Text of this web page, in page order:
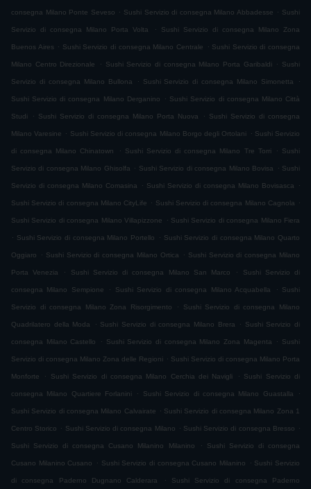
consegna Milano Ponte Seveso . Sushi Servizio di consegna Milano Abbadesse . Sushi
Servizio di consegna Milano Porta Volta . Sushi Servizio di consegna Milano Zona
Buenos Aires . Sushi Servizio di consegna Milano Centrale . Sushi Servizio di consegna
Milano Centro Direzionale . Sushi Servizio di consegna Milano Porta Garibaldi . Sushi
Servizio di consegna Milano Bullona . Sushi Servizio di consegna Milano Simonetta .
Sushi Servizio di consegna Milano Derganino . Sushi Servizio di consegna Milano Città
Studi . Sushi Servizio di consegna Milano Porta Nuova . Sushi Servizio di consegna
Milano Varesine . Sushi Servizio di consegna Milano Borgo degli Ortolani . Sushi Servizio
di consegna Milano Chinatown . Sushi Servizio di consegna Milano Tre Torri . Sushi
Servizio di consegna Milano Ghisolfa . Sushi Servizio di consegna Milano Bovisa . Sushi
Servizio di consegna Milano Comasina . Sushi Servizio di consegna Milano Bovisasca .
Sushi Servizio di consegna Milano CityLife . Sushi Servizio di consegna Milano Cagnola .
Sushi Servizio di consegna Milano Villapizzone . Sushi Servizio di consegna Milano Fiera
. Sushi Servizio di consegna Milano Portello . Sushi Servizio di consegna Milano Quarto
Oggiaro . Sushi Servizio di consegna Milano Ortica . Sushi Servizio di consegna Milano
Porta Venezia . Sushi Servizio di consegna Milano San Marco . Sushi Servizio di
consegna Milano Sempione . Sushi Servizio di consegna Milano Acquabella . Sushi
Servizio di consegna Milano Zona Risorgimento . Sushi Servizio di consegna Milano
Quadrilatero della Moda . Sushi Servizio di consegna Milano Brera . Sushi Servizio di
consegna Milano Castello . Sushi Servizio di consegna Milano Zona Magenta . Sushi
Servizio di consegna Milano Zona delle Regioni . Sushi Servizio di consegna Milano Porta
Monforte . Sushi Servizio di consegna Milano Cerchia dei Navigli . Sushi Servizio di
consegna Milano Quartiere Forlanini . Sushi Servizio di consegna Milano Guastalla .
Sushi Servizio di consegna Milano Calvairate . Sushi Servizio di consegna Milano Zona 1
Centro Storico . Sushi Servizio di consegna Milano . Sushi Servizio di consegna Bresso .
Sushi Servizio di consegna Cusano Milanino Milanino . Sushi Servizio di consegna
Cusano Milanino Cusano . Sushi Servizio di consegna Cusano Milanino . Sushi Servizio
di consegna Paderno Dugnano Calderara . Sushi Servizio di consegna Paderno